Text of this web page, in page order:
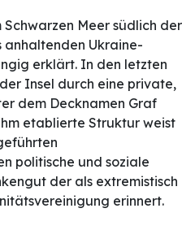
Meer südlich der
anhaltenden Ukraine-
erklärt. In den letzten
Insel durch eine private,
dem Decknamen Graf
etablierte Struktur weist
politische und soziale
der als extremistisch
erinnert.